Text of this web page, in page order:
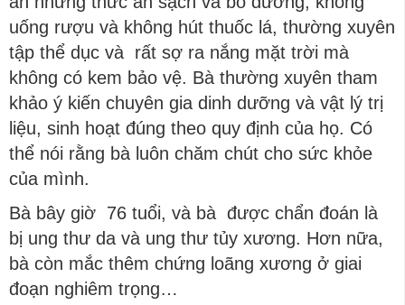
uống rượu và không hút thuốc lá, thường xuyên
tập thể dục và rất sợ ra nắng mặt trời mà
không có kem bảo vệ. Bà thường xuyên tham
khảo ý kiến chuyên gia dinh dưỡng và vật lý trị
liệu, sinh hoạt đúng theo quy định của họ. Có
thể nói rằng bà luôn chăm chút cho sức khỏe
của mình.
Bà bây giờ 76 tuổi, và bà được chẩn đoán là
bị ung thư da và ung thư tủy xương. Hơn nữa,
bà còn mắc thêm chứng loãng xương ở giai
đoạn nghiêm trọng…